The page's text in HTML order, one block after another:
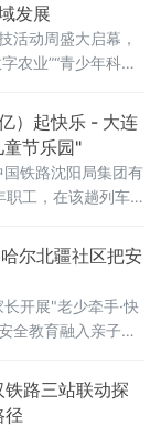
发展
活动周盛大启幕，
农业”“青少年科
能”行动展开，全方
动下，产业升级、
的崭新成果，为
劲的科技动力。
）起快乐 - 大连
节乐园"
铁路沈阳局集团有
职工，在该趟列车
尔北疆社区把安
开展"老少牵手·快
全教育融入亲子游
区"五老"与孩子们
"人员耐心示范游戏
路三站联动探
径